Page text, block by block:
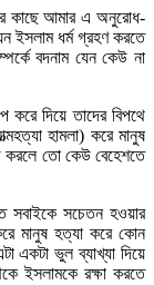
কাছে আমার এ অনুরোধ-
ইসলাম ধর্ম গ্রহণ করতে
বদনাম যেন কেউ না
করে দিয়ে তাদের বিপথে
হামলা) করে মানুষ
করলে তো কেউ বেহেশতে
সবাইকে সচেতন হওয়ার
মানুষ হত্যা করে কোন
একটা ভুল ব্যাখ্যা দিয়ে
ইসলামকে রক্ষা করতে